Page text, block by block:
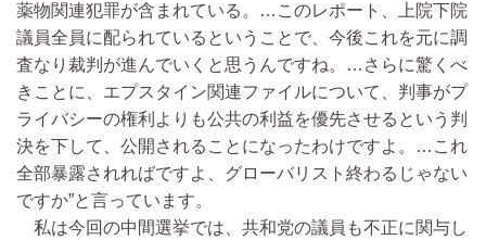
薬物関連犯罪が含まれている。…このレポート、上院下院
議員全員に配られているということで、今後これを元に調
査なり裁判が進んでいくと思うんですね。…さらに驚くべ
きことに、エプスタイン関連ファイルについて、判事がプ
ライバシーの権利よりも公共の利益を優先させるという判
決を下して、公開されることになったわけですよ。…これ
全部暴露されればですよ、グローバリスト終わるじゃない
ですか”と言っています。
私は今回の中間選挙では、共和党の議員も不正に関与し